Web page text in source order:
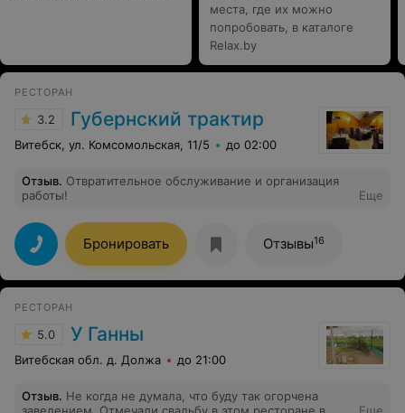
места, где их можно
попробовать, в каталоге
Relax.by
РЕСТОРАН
3.2 Губернский трактир
Витебск, ул. Комсомольская, 11/5 до 02:00
Отзыв. Отвратительное обслуживание и организация
работы!
Еще
Бронировать Отзывы16
РЕСТОРАН
5.0 У Ганны
Витебская обл. д. Должа до 21:00
Отзыв. Не когда не думала, что буду так огорчена